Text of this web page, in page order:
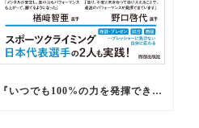
『いつでも100%の力を発揮できる 心の整え方』出版